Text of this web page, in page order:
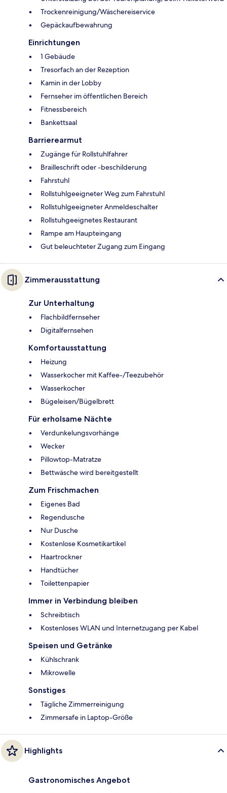
Trockenreinigung/Wäschereiservice
Gepäckaufbewahrung
Einrichtungen
1 Gebäude
Tresorfach an der Rezeption
Kamin in der Lobby
Fernseher im öffentlichen Bereich
Fitnessbereich
Bankettsaal
Barrierearmut
Zugänge für Rollstuhlfahrer
Brailleschrift oder -beschilderung
Fahrstuhl
Rollstuhlgeeigneter Weg zum Fahrstuhl
Rollstuhlgeeigneter Anmeldeschalter
Rollstuhgeeignetes Restaurant
Rampe am Haupteingang
Gut beleuchteter Zugang zum Eingang
Zimmerausstattung
Zur Unterhaltung
Flachbildfernseher
Digitalfernsehen
Komfortausstattung
Heizung
Wasserkocher mit Kaffee-/Teezubehör
Wasserkocher
Bügeleisen/Bügelbrett
Für erholsame Nächte
Verdunkelungsvorhänge
Wecker
Pillowtop-Matratze
Bettwäsche wird bereitgestellt
Zum Frischmachen
Eigenes Bad
Regendusche
Nur Dusche
Kostenlose Kosmetikartikel
Haartrockner
Handtücher
Toilettenpapier
Immer in Verbindung bleiben
Schreibtisch
Kostenloses WLAN und Internetzugang per Kabel
Speisen und Getränke
Kühlschrank
Mikrowelle
Sonstiges
Tägliche Zimmerreinigung
Zimmersafe in Laptop-Größe
Highlights
Gastronomisches Angebot